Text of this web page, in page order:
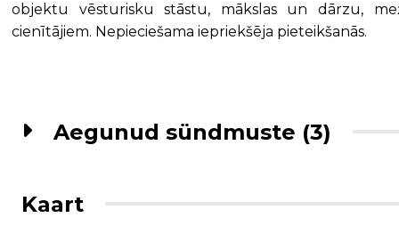
objektu vēsturisku stāstu, mākslas un dārzu,
cienītājiem. Nepieciešama iepriekšēja pieteikšanās.
Aegunud sündmuste (3)
Kaart